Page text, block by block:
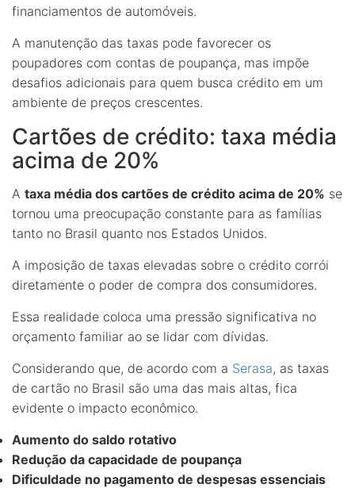
financiamentos de automóveis.
A manutenção das taxas pode favorecer os
poupadores com contas de poupança, mas impõe
desafios adicionais para quem busca crédito em um
ambiente de preços crescentes.
Cartões de crédito: taxa média
acima de 20%
A taxa média dos cartões de crédito acima de 20% se
tornou uma preocupação constante para as famílias
tanto no Brasil quanto nos Estados Unidos.
A imposição de taxas elevadas sobre o crédito corrói
diretamente o poder de compra dos consumidores.
Essa realidade coloca uma pressão significativa no
orçamento familiar ao se lidar com dívidas.
Considerando que, de acordo com a Serasa, as taxas
de cartão no Brasil são uma das mais altas, fica
evidente o impacto econômico.
Aumento do saldo rotativo
Redução da capacidade de poupança
Dificuldade no pagamento de despesas essenciais